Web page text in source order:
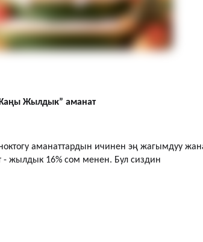
Жылдык” аманат
аманаттардын ичинен эң жагымдуу
жылдык 16% сом менен. Бул сиздин